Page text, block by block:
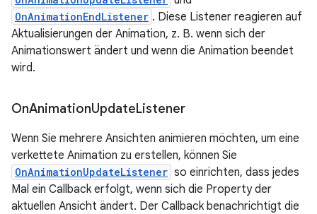
OnAnimationEndListener . Diese Listener reagieren auf
Aktualisierungen der Animation, z. B. wenn sich der
Animationswert ändert und wenn die Animation beendet
wird.
OnAnimationUpdateListener
Wenn Sie mehrere Ansichten animieren möchten, um eine
verkettete Animation zu erstellen, können Sie
OnAnimationUpdateListener so einrichten, dass jedes
Mal ein Callback erfolgt, wenn sich die Property der
aktuellen Ansicht ändert. Der Callback benachrichtigt die